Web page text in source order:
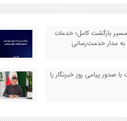
بازگشت کامل؛ خدمات
مدار خدمت‌رسانی
صدور پیامی روز خبرنگار را